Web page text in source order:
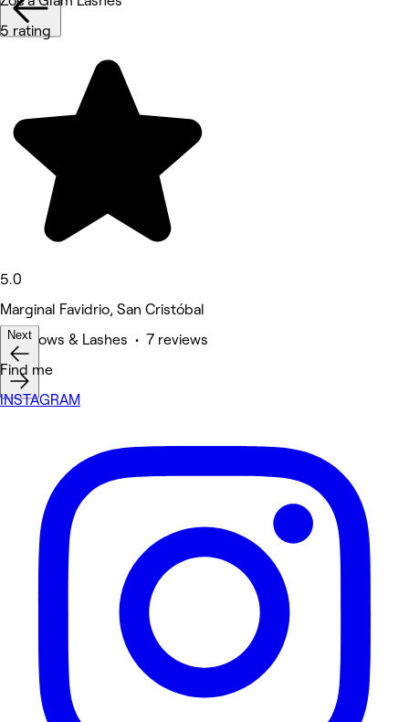
5 rating
5.0
Marginal Favidrio, San Cristóbal
Eyebrows & Lashes • 7 reviews
Next
Find me
INSTAGRAM